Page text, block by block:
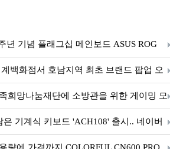
년 기념 플래그십 메인보드 ASUS ROG
20 국내 출시 예정
백화점서 호남지역 최초 브랜드 팝업 오
희망나눔재단에 소방관을 위한 게이밍 모
은 기계식 키보드 'ACH108' 출시.. 네이버